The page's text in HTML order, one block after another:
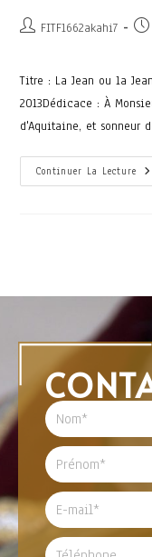
FITF1662akahi7
Titre : La Jean ou la
2013Dédicace : À
d'Aquitaine, et sonneur
Continuer La Lecture